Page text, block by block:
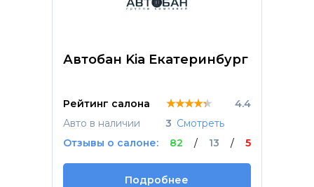
Автобан Kia Екатеринбург
Рейтинг салона ★★★★★
★★★★★
★★★★★
4.4
Авто в наличии
3 Смотреть
Отзывы о салоне:
82 / 13 / 5
Подробнее